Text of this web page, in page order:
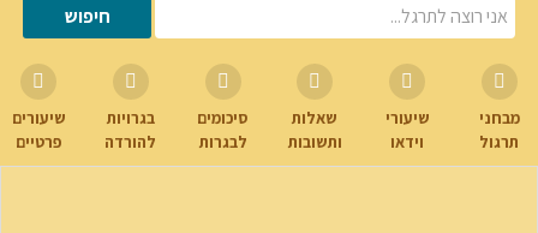
מבחני
תרגול
שיעורי
וידאו
שאלות
ותשובות
סיכומים
לבגרות
בגרויות
להורדה
שיעורים
פרטיים